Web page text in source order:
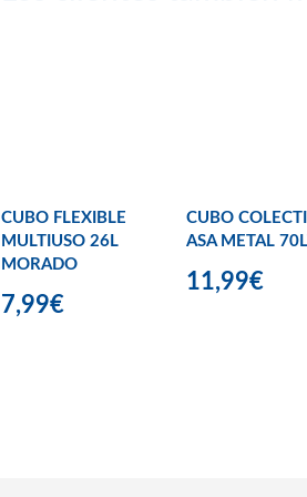
CUBO FLEXIBLE
MULTIUSO 26L
MORADO
7,99€
CUBO
ASA METAL
11,99€